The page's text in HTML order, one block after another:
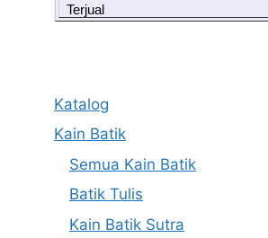
Terjual
Katalog
Kain Batik
Semua Kain Batik
Batik Tulis
Kain Batik Sutra